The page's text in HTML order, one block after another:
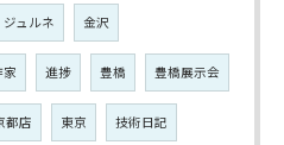
ュルネ 金沢
家 進捗 豊橋 豊橋展示会
都店 東京 技術日記